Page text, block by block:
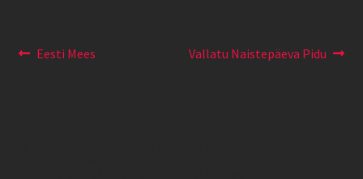
Navigeerimine
Eelmine
Eesti Mees
Järgmine
Vallatu Naistepäeva Pidu